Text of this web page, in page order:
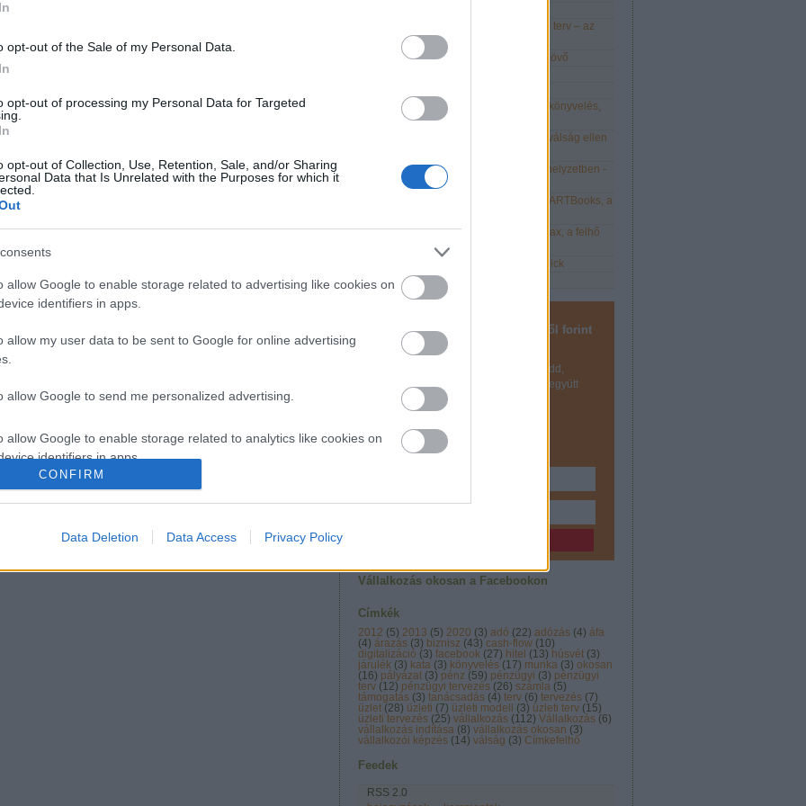
opt-out of the Sale of my Personal Data.
opt-out of processing my Personal Data for Targeted
opt-out of Collection, Use, Retention, Sale, and/or Sharing
Data that Is Unrelated with the Purposes for which it
allow Google to enable storage related to advertising like cookies on
identifiers in apps.
allow my user data to be sent to Google for online advertising
allow Google to send me personalized advertising.
allow Google to enable storage related to analytics like cookies on
identifiers in apps.
allow Google to enable storage related to functionality of the website
allow Google to enable storage related to security, including
functionality and fraud prevention, and other user protection.
CONFIRM
Data Deletion Data Access Privacy Policy
Üzleti modell, üzleti stratégia és üzleti terv – az
Vállalkozás 3.0 - a digitális cégeké a jövő
Így értelmezd vállalkozásod EKG-ját: könyvelés,
pénzügy és kontrolling
Az egyre népszerűbb üzleti modell a válság ellen
Így tartsd meg a jó munkaerőt válsághelyzetben -
esettanulmány
Digitális vállalkozás megoldások: SMARTBooks, a
Digitális vállalkozás megoldások: Relax, a felhő
alapú kényelmes könyvelőprogram
Digitális vállalkozás megoldások - Quick
Tovább...
Igen, szeretném, hogy ötletemből forint
Iratkozz fel hírlevelünkre, hogy megtudd,
hogyan! Tervezzük, és csináljuk meg együtt
üzletedet!
Vállalkozásodról írok érthetően és
szórakoztatóan.
Vállalkozás okosan a Facebookon
Címkék
2012 (5) 2013 (5) 2020 (3) adó (22) adózás (4) áfa
(4) árazás (3) biznisz (43) cash-flow (10)
digitalizáció (3) facebook (27) hitel (13) húsvét (3)
járulék (3) kata (3) könyvelés (17) munka (3) okosan
(16) pályázat (3) pénz (59) pénzügyi (3) pénzügyi
terv (12) pénzügyi tervezés (26) számla (5)
támogatás (3) tanácsadás (4) terv (6) tervezés (7)
üzlet (28) üzleti (7) üzleti modell (3) üzleti terv (15)
üzleti tervezés (25) vállalkozás (112) Vállalkozás (6)
vállalkozás indítása (8) vállalkozás okosan (3)
vállalkozói képzés (14) válság (3) Címkefelhő
Feedek
RSS 2.0